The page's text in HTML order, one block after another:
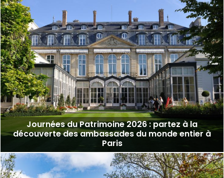
Journées du Patrimoine 2026 : partez à la
découverte des ambassades du monde entier à
Paris